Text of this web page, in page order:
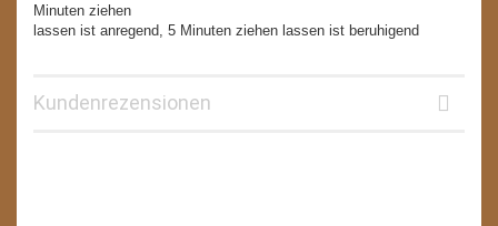
Minuten ziehen
lassen ist anregend, 5 Minuten ziehen lassen ist beruhigend
Kundenrezensionen